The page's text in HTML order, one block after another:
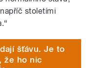
stoletími
šťávu. Je to
že ho nic